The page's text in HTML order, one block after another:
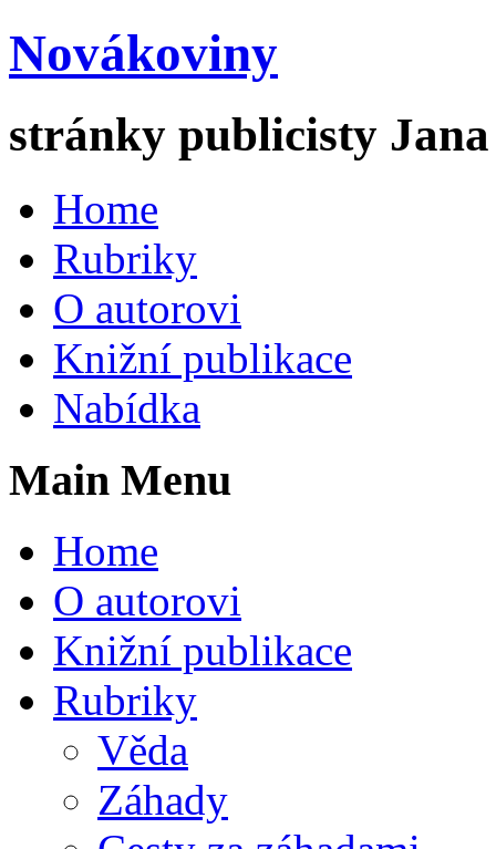
Novákoviny
stránky publicisty
Home
Rubriky
O autorovi
Knižní publikace
Nabídka
Main Menu
Home
O autorovi
Knižní publikace
Rubriky
Věda
Záhady